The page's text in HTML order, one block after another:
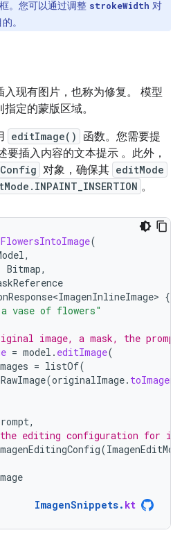
。您可以通过调整 strokeWidth 对
。
现有图片，也称为修复。 模型
定的蒙版区域。
editImage()
函数。您需要提
要插入内容的文本提示 。此外，
对象，确保其 editMode
。
(
,
Bitmap,
{
vase of flowers"
image, a mask, the
= model . editImage(
= listOf(
(originalImage.
,
editing configuration for
(
ImagenSnippets. kt